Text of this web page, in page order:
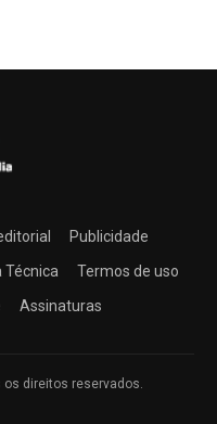
Publicidade
Técnica
Termos de uso
Assinaturas
direitos reservados.